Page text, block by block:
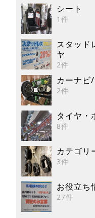
シート
1件
スタッド
ヤ
2件
カーナビ
2件
タイヤ・
8件
カテゴリ
3件
お役立ち
27件